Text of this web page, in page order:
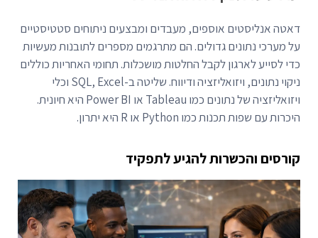
דאטה אנליסטים אוספים, מעבדים ומבצעים ניתוחים סטטיסטיים
על מערכי נתונים גדולים. הם מתרגמים מספרים לתובנות מעשיות
כדי לסייע לארגון לקבל החלטות מושכלות. תחומי האחריות כוללים
ניקוי נתונים, ויזואליזציה ודיווח. שליטה ב-SQL, Excel וכלי
ויזואליזציה של נתונים כמו Tableau או Power BI היא חיונית.
היכרות עם שפות תכנות כמו Python או R היא יתרון.
קורסים והכשרות להגיע לתפקיד